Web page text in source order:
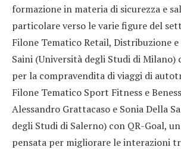
formazione in materia di sicurezza e
particolare verso le varie figure del
Filone Tematico Retail, Distribuzione
Saini (Università degli Studi di Milano)
per la compravendita di viaggi di
Filone Tematico Sport Fitness e
Alessandro Grattacaso e Sonia Della
degli Studi di Salerno) con QR-Goal,
pensata per migliorare le interazioni